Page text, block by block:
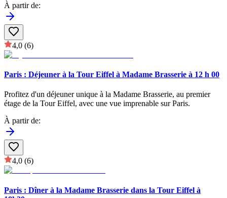
À partir de:
4,0 (6)
Paris : Déjeuner à la Tour Eiffel à Madame Brasserie à 12 h 00
Profitez d'un déjeuner unique à la Madame Brasserie, au premier
étage de la Tour Eiffel, avec une vue imprenable sur Paris.
À partir de:
4,0 (6)
Paris : Dîner à la Madame Brasserie dans la Tour Eiffel à